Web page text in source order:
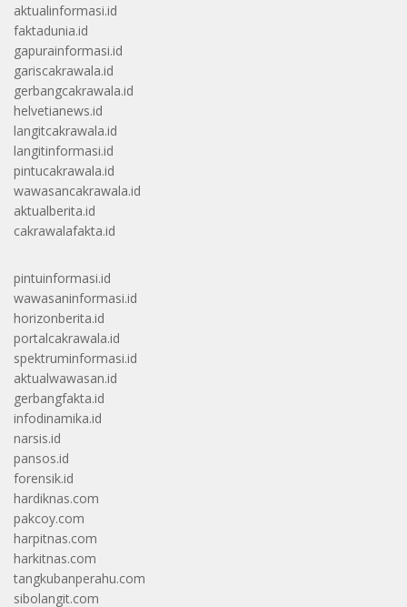
aktualinformasi.id
faktadunia.id
gapurainformasi.id
gariscakrawala.id
gerbangcakrawala.id
helvetianews.id
langitcakrawala.id
langitinformasi.id
pintucakrawala.id
wawasancakrawala.id
aktualberita.id
cakrawalafakta.id
pintuinformasi.id
wawasaninformasi.id
horizonberita.id
portalcakrawala.id
spektruminformasi.id
aktualwawasan.id
gerbangfakta.id
infodinamika.id
narsis.id
pansos.id
forensik.id
hardiknas.com
pakcoy.com
harpitnas.com
harkitnas.com
tangkubanperahu.com
sibolangit.com